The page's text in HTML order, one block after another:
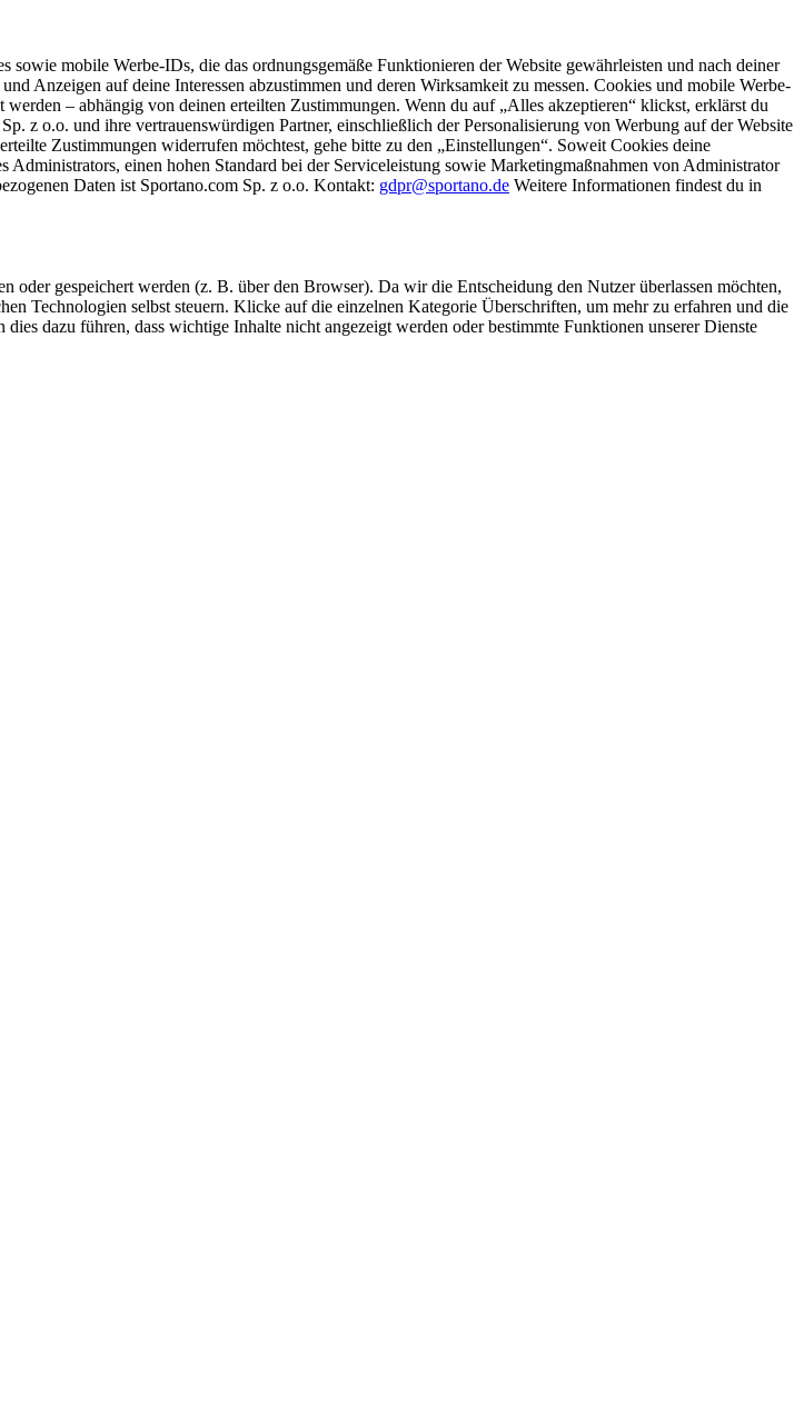
mobile Werbe-IDs, die das ordnungsgemäße Funktionieren der Website gewährleisten und nach deiner
Anzeigen auf deine Interessen abzustimmen und deren Wirksamkeit zu messen. Cookies und mobile Werbe-
– abhängig von deinen erteilten Zustimmungen. Wenn du auf „Alles akzeptieren“ klickst, erklärst du
z o.o. und ihre vertrauenswürdigen Partner, einschließlich der Personalisierung von Werbung auf der Website
Zustimmungen widerrufen möchtest, gehe bitte zu den „Einstellungen“. Soweit Cookies deine
Administrators, einen hohen Standard bei der Serviceleistung sowie Marketingmaßnahmen von Administrator
Daten ist Sportano.com Sp. z o.o. Kontakt: gdpr@sportano.de Weitere Informationen findest du in
oder gespeichert werden (z. B. über den Browser). Da wir die Entscheidung den Nutzer überlassen möchten,
Technologien selbst steuern. Klicke auf die einzelnen Kategorie Überschriften, um mehr zu erfahren und die
dazu führen, dass wichtige Inhalte nicht angezeigt werden oder bestimmte Funktionen unserer Dienste